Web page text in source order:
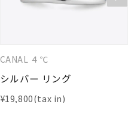
CANAL ４℃
シルバー リング
¥19,800